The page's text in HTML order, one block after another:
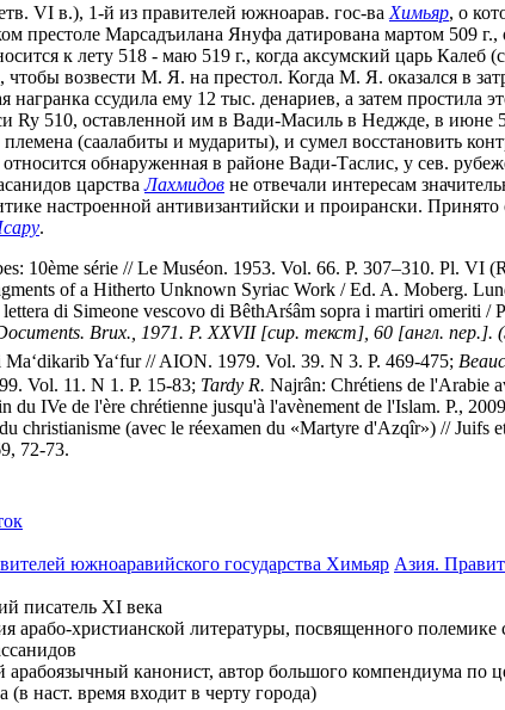
VI в.), 1-й из правителей южноарав. гос-ва Химьяр, о
престоле Марсадъилана Януфа датирована мартом 509
к лету 518 - маю 519 г., когда аксумский царь Калеб
возвести М. Я. на престол. Когда М. Я. оказался в
ссудила ему 12 тыс. денариев, а затем простила
510, оставленной им в Вади-Масиль в Неджде, в июне
(саалабиты и мудариты), и сумел восстановить
обнаруженная в районе Вади-Таслис, у сев.
царстваЛахмидов не отвечали интересам
настроенной антивизантийски и проирански.
.
10ème série // Le Muséon. 1953. Vol. 66. P. 307–310. Pl. VI
of a Hitherto Unknown Syriac Work / Ed. A. Moberg.
di Simeone vescovo di BêthArśâm sopra i martiri omeriti /
Brux., 1971. P. XXVII [сир. текст], 60 [англ. пер.].
Ya‘fur // AION. 1979. Vol. 39. N 3. P. 469-475;
Vol. 11. N 1. P. 15-83; Tardy R. Najrân: Chrétiens de l'Arabie
IVe de l'ère chrétienne jusqu'à l'avènement de l'Islam. P.,
(avec le réexamen du «Martyre d'Azqîr») // Juifs
72-73.
южноаравийского государства Химьяр Азия.
писатель XI века
арабо-христианской литературы, посвященного полемике
арабоязычный канонист, автор большого компендиума по
наст. время входит в черту города)